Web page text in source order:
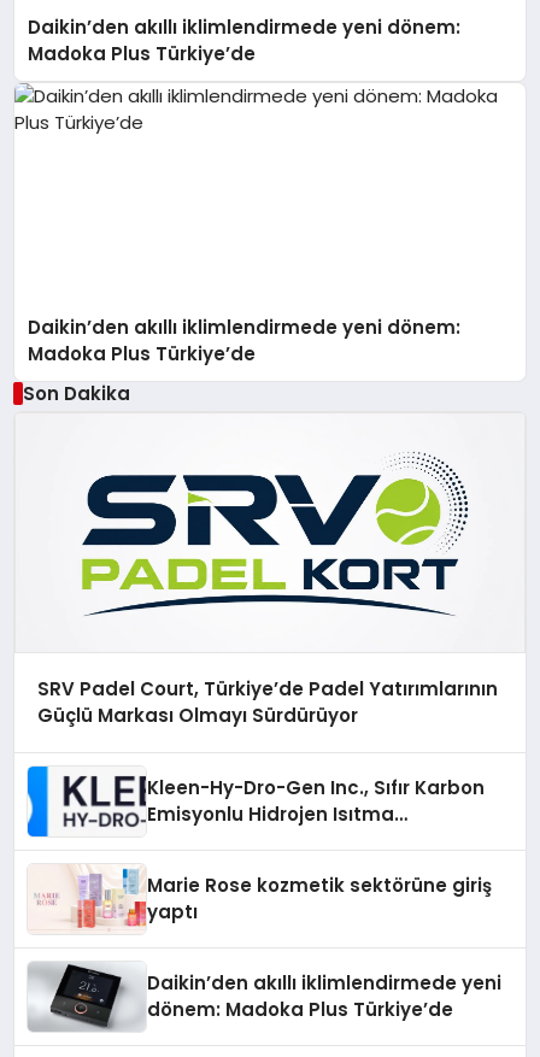
Daikin’den akıllı iklimlendirmede yeni dönem:
Madoka Plus Türkiye’de
Daikin’den akıllı iklimlendirmede yeni dönem:
Madoka Plus Türkiye’de
Son Dakika
SRV Padel Court, Türkiye’de Padel Yatırımlarının
Güçlü Markası Olmayı Sürdürüyor
Kleen-Hy-Dro-Gen Inc., Sıfır Karbon
Emisyonlu Hidrojen Isıtma
Marie Rose kozmetik sektörüne giriş
yaptı
Daikin’den akıllı iklimlendirmede yeni
dönem: Madoka Plus Türkiye’de